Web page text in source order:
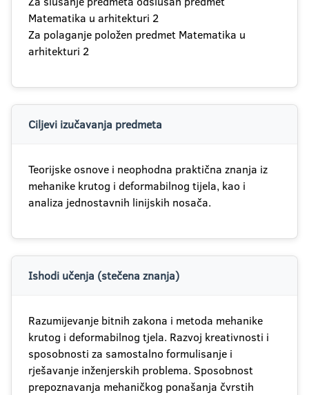
Matematika u arhitekturi 2
Za polaganje položen predmet Matematika u
arhitekturi 2
Ciljevi izučavanja predmeta
Teorijske osnove i neophodna praktična znanja iz
mehanike krutog i deformabilnog tijela, kao i
analiza jednostavnih linijskih nosača.
Ishodi učenja (stečena znanja)
Razumijevanje bitnih zakona i metoda mehanike
krutog i deformabilnog tjela. Razvoj kreativnosti i
sposobnosti za samostalno formulisanje i
rješavanje inženjerskih problema. Sposobnost
prepoznavanja mehaničkog ponašanja čvrstih